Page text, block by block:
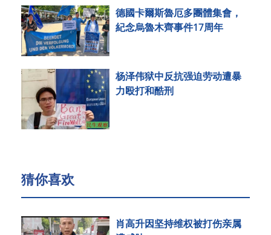
德國卡爾斯魯厄多團體集會，
紀念烏魯木齊事件17周年
杨泽伟狱中反抗强迫劳动遭暴
力殴打和酷刑
猜你喜欢
肖高升因坚持维权被打伤亲属